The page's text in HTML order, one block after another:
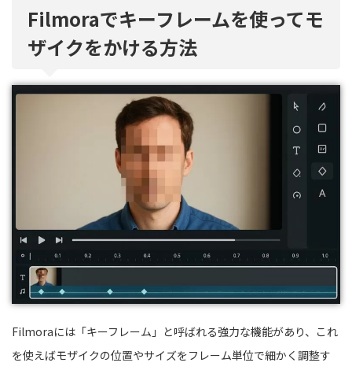
Filmoraでキーフレームを使ってモ
ザイクをかける方法
Filmoraには「キーフレーム」と呼ばれる強力な機能があり、これ
を使えばモザイクの位置やサイズをフレーム単位で細かく調整す